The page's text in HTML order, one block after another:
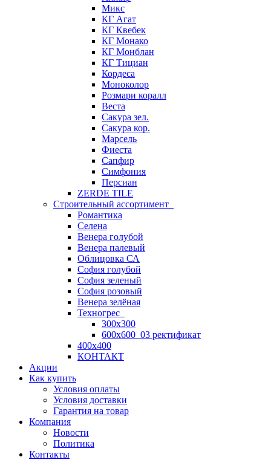
Микс
КГ Агат
КГ Квебек
КГ Монако
КГ Монблан
КГ Тициан
Кордеса
Моноколор
Розмари коралл
Веста
Сакура зел.
Сакура кор.
Марсель
Фиеста
Сапфир
Симфония
Персиан
ZERDE TILE
Строительный ассортимент
Романтика
Селена
Венера голубой
Венера палевый
Облицовка СА
София голубой
София зеленый
София розовый
Венера зелёная
Техногрес
300х300
600х600_03 ректификат
400х400
КОНТАКТ
Акции
Как купить
Условия оплаты
Условия доставки
Гарантия на товар
Компания
Новости
Политика
Контакты